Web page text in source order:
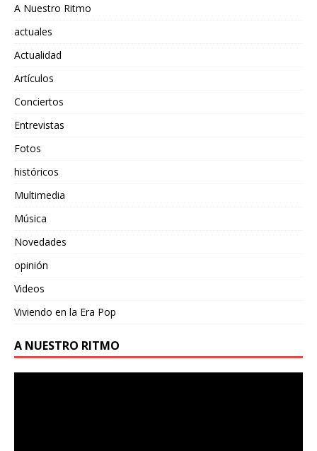
A Nuestro Ritmo
actuales
Actualidad
Artículos
Conciertos
Entrevistas
Fotos
históricos
Multimedia
Música
Novedades
opinión
Videos
Viviendo en la Era Pop
A NUESTRO RITMO